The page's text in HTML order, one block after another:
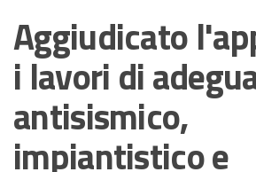
Aggiudicato
i lavori di
antisismico,
impiantistico e